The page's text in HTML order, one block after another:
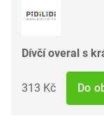
Dívčí overal s
313 Kč Do